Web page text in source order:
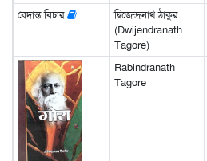
বেদান্ত বিচার
দ্বিজেন্দ্রনাথ ঠাকুর
(Dwijendranath
Tagore)
Rabindranath
Tagore